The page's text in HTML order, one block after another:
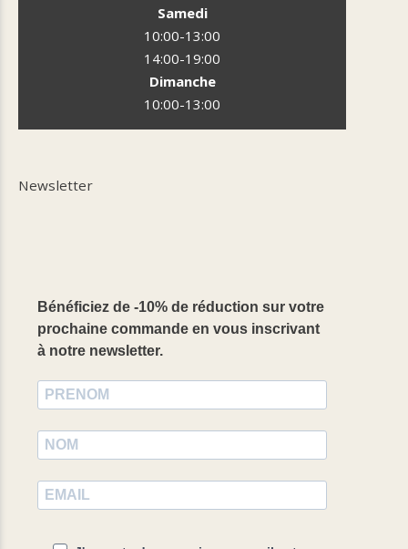
Samedi
10:00-13:00
14:00-19:00
Dimanche
10:00-13:00
Newsletter
Bénéficiez de -10% de réduction sur votre
prochaine commande en vous inscrivant
à notre newsletter.